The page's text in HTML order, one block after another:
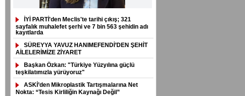
İYİ PARTİ'den Meclis'te tarihi çıkış; 321
sayfalık muhalefet şerhi ve 7 bin 563 şehidin adı
kayıtlarda
SÜREYYA YAVUZ HANIMEFENDİ’DEN ŞEHİT
AİLELERİMİZE ZİYARET
Başkan Özkan: "Türkiye Yüzyılına güçlü
teşkilatımızla yürüyoruz"
ASKİ’den Mikroplastik Tartışmalarına Net
Nokta: “Tesis Kirliliğin Kaynağı Değil”